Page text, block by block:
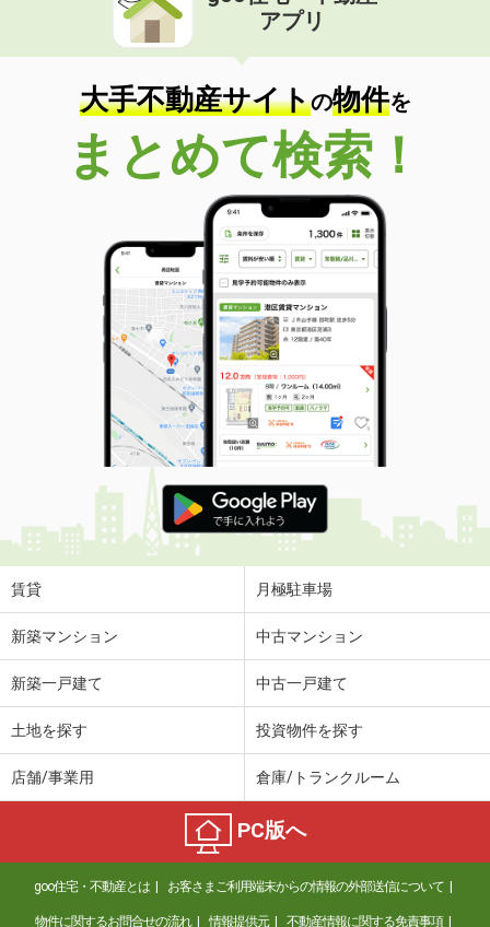
アプリ
大手不動産サイトの物件を
まとめて検索！
賃貸 月極駐車場
新築マンション 中古マンション
新築一戸建て 中古一戸建て
土地を探す 投資物件を探す
店舗/事業用 倉庫/トランクルーム
PC版へ
goo住宅・不動産とは お客さまご利用端末からの情報の外部送信について
物件に関するお問合せの流れ 情報提供元 不動産情報に関する免責事項